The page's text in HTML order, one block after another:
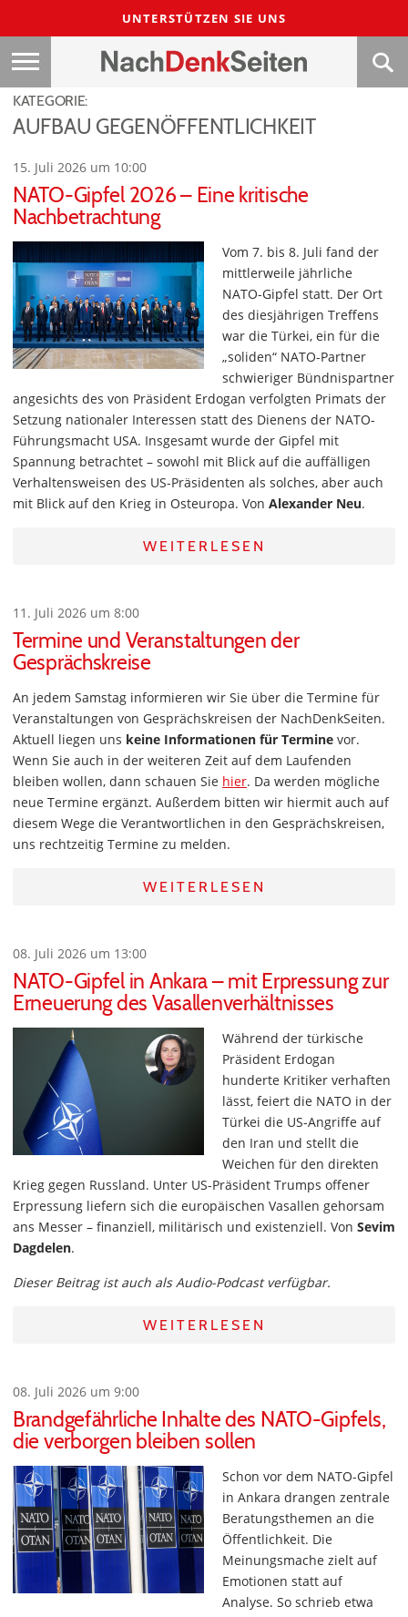
UNTERSTÜTZEN SIE UNS
KATEGORIE:
AUFBAU GEGENÖFFENTLICHKEIT
15. Juli 2026 um 10:00
NATO-Gipfel 2026 – Eine kritische
Nachbetrachtung
Vom 7. bis 8. Juli fand der
mittlerweile jährliche
NATO-Gipfel statt. Der Ort
des diesjährigen Treffens
war die Türkei, ein für die
„soliden“ NATO-Partner
schwieriger Bündnispartner
angesichts des von Präsident Erdogan verfolgten Primats der
Setzung nationaler Interessen statt des Dienens der NATO-
Führungsmacht USA. Insgesamt wurde der Gipfel mit
Spannung betrachtet – sowohl mit Blick auf die auffälligen
Verhaltensweisen des US-Präsidenten als solches, aber auch
mit Blick auf den Krieg in Osteuropa. Von Alexander Neu.
WEITERLESEN
11. Juli 2026 um 8:00
Termine und Veranstaltungen der
Gesprächskreise
An jedem Samstag informieren wir Sie über die Termine für
Veranstaltungen von Gesprächskreisen der NachDenkSeiten.
Aktuell liegen uns keine Informationen für Termine vor.
Wenn Sie auch in der weiteren Zeit auf dem Laufenden
bleiben wollen, dann schauen Sie hier. Da werden mögliche
neue Termine ergänzt. Außerdem bitten wir hiermit auch auf
diesem Wege die Verantwortlichen in den Gesprächskreisen,
uns rechtzeitig Termine zu melden.
WEITERLESEN
08. Juli 2026 um 13:00
NATO-Gipfel in Ankara – mit Erpressung zur
Erneuerung des Vasallenverhältnisses
Während der türkische
Präsident Erdogan
hunderte Kritiker verhaften
lässt, feiert die NATO in der
Türkei die US-Angriffe auf
den Iran und stellt die
Weichen für den direkten
Krieg gegen Russland. Unter US-Präsident Trumps offener
Erpressung liefern sich die europäischen Vasallen gehorsam
ans Messer – finanziell, militärisch und existenziell. Von Sevim
Dagdelen.
Dieser Beitrag ist auch als Audio-Podcast verfügbar.
WEITERLESEN
08. Juli 2026 um 9:00
Brandgefährliche Inhalte des NATO-Gipfels,
die verborgen bleiben sollen
Schon vor dem NATO-Gipfel
in Ankara drangen zentrale
Beratungsthemen an die
Öffentlichkeit. Die
Meinungsmache zielt auf
Emotionen statt auf
Analyse. So schrieb etwa